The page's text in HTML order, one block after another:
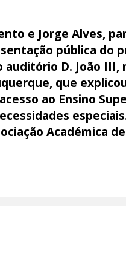
e Jorge Alves,
pública do
D. João III,
que
ao Ensino
Académica